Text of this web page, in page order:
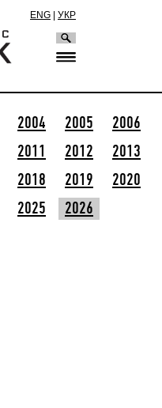
ENG УКР
2004 2005
2006
2011 2012
2013
2018 2019
2020
2025 2026